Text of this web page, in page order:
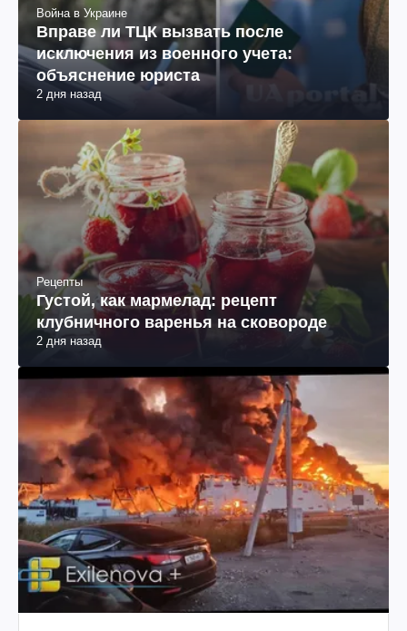
Война в Украине
Вправе ли ТЦК вызвать после
исключения из военного учета:
объяснение юриста
2 дня назад
Рецепты
Густой, как мармелад: рецепт
клубничного варенья на сковороде
2 дня назад